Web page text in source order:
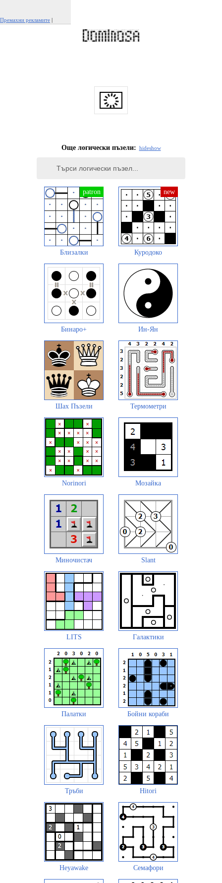
Премахни рекламите |
Още логически пъзели: hideshow
Близалки Куродоко
Бинаро+ Ин-Ян
Шах Пъзели Термометри
Norinori Мозайка
Миночистач Slant
LITS Галактики
Палатки Бойни кораби
Тръби Hitori
Heyawake Семафори